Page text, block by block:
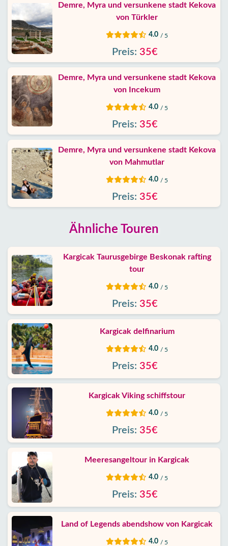
Demre, Myra und versunkene stadt Kekova
von Türkler
4.0 / 5
Preis: 35€
Demre, Myra und versunkene stadt Kekova
von Incekum
4.0 / 5
Preis: 35€
Demre, Myra und versunkene stadt Kekova
von Mahmutlar
4.0 / 5
Preis: 35€
Ähnliche Touren
Kargicak Taurusgebirge Beskonak rafting
tour
4.0 / 5
Preis: 35€
Kargicak delfinarium
4.0 / 5
Preis: 35€
Kargicak Viking schiffstour
4.0 / 5
Preis: 35€
Meeresangeltour in Kargicak
4.0 / 5
Preis: 35€
Land of Legends abendshow von Kargicak
4.0 / 5